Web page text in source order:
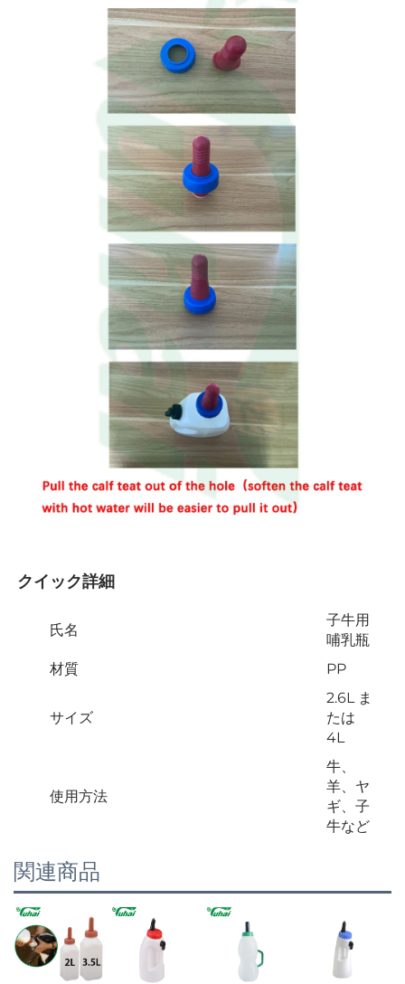
クイック詳細
氏名
子牛用
哺乳瓶
材質
PP
サイズ
2.6L ま
たは
4L
使用方法
牛、
羊、ヤ
ギ、子
牛など
関連商品